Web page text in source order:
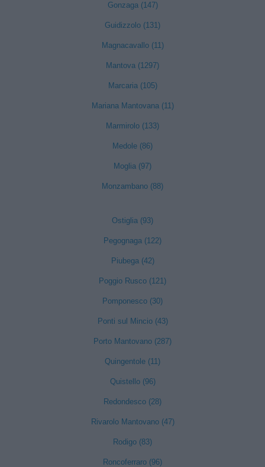
Gonzaga (147)
Guidizzolo (131)
Magnacavallo (11)
Mantova (1297)
Marcaria (105)
Mariana Mantovana (11)
Marmirolo (133)
Medole (86)
Moglia (97)
Monzambano (88)
Ostiglia (93)
Pegognaga (122)
Piubega (42)
Poggio Rusco (121)
Pomponesco (30)
Ponti sul Mincio (43)
Porto Mantovano (287)
Quingentole (11)
Quistello (96)
Redondesco (28)
Rivarolo Mantovano (47)
Rodigo (83)
Roncoferraro (96)